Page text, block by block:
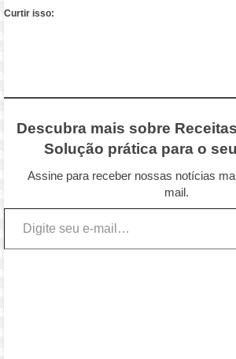
Curtir isso:
Descubra mais sobre
Solução prática para o
Assine para receber nossas notícias
mail.
Digite seu e-mail…